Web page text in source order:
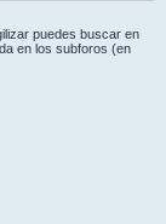
puedes buscar en
en los subforos (en